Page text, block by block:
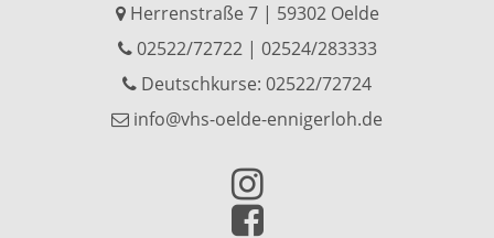
Herrenstraße 7 | 59302 Oelde
02522/72722| 02524/283333
Deutschkurse: 02522/72724
info@vhs-oelde-ennigerloh.de